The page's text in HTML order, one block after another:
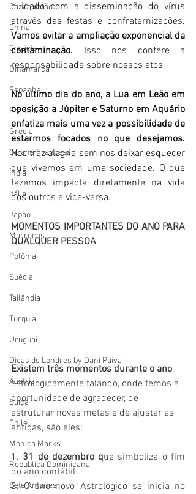
Cazaquistão
China
Croácia
Dinamarca
Espanha
França
Grécia
Guiana Francesa
Índia
Itália
Japão
Marrocos
Polônia
Suécia
Tailândia
Turquia
Uruguai
Dicas de Londres by Dani Paiva
Áustria
Suíça
Chile
Mônica Marks
República Dominicana
Bete Antunes
cuidado com a disseminação do vírus
Vamos evitar a ampliação exponencial da
contaminação. Isso nos confere a
responsabilidade sobre nossos atos.
No último dia do ano, a Lua em Leão em
oposição a Júpiter e Saturno em Aquário
enfatiza mais uma vez a possibilidade de
estarmos focados no que desejamos.
Nos traz alegria sem nos deixar esquecer
que vivemos em uma sociedade. O que
fazemos impacta diretamente na vida
dos outros e vice-versa.
MOMENTOS IMPORTANTES DO ANO PARA
QUALQUER PESSOA
Existem três momentos durante o ano,
astrologicamente falando, onde temos a
oportunidade de agradecer, de
estruturar novas metas e de ajustar as
antigas, são eles:
1. 31 de dezembro que simboliza o fim
do ano contábil
2. O ano novo Astrológico se inicia no